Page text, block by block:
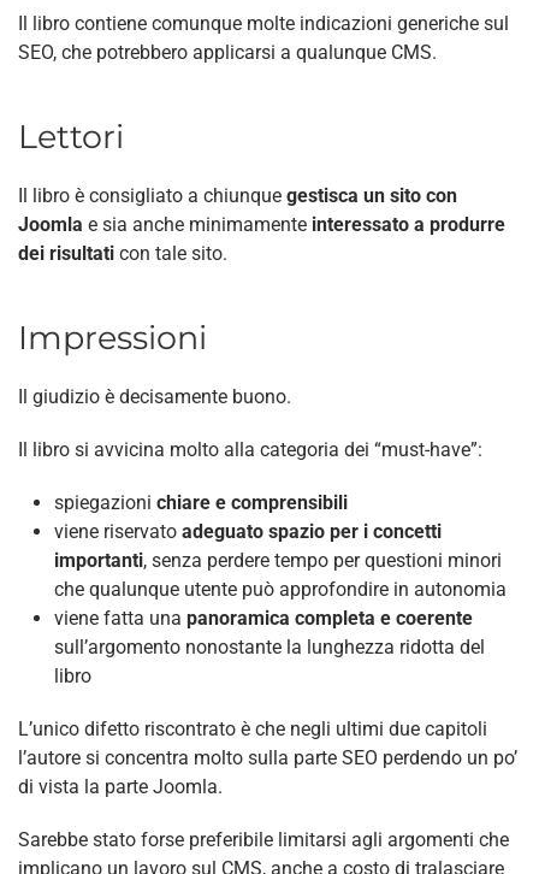
Il libro contiene comunque molte indicazioni generiche sul
SEO, che potrebbero applicarsi a qualunque CMS.
Lettori
Il libro è consigliato a chiunque gestisca un sito con
Joomla e sia anche minimamente interessato a produrre
dei risultati con tale sito.
Impressioni
Il giudizio è decisamente buono.
Il libro si avvicina molto alla categoria dei “must-have”:
spiegazioni chiare e comprensibili
viene riservato adeguato spazio per i concetti
importanti, senza perdere tempo per questioni minori
che qualunque utente può approfondire in autonomia
viene fatta una panoramica completa e coerente
sull’argomento nonostante la lunghezza ridotta del
libro
L’unico difetto riscontrato è che negli ultimi due capitoli
l’autore si concentra molto sulla parte SEO perdendo un po’
di vista la parte Joomla.
Sarebbe stato forse preferibile limitarsi agli argomenti che
implicano un lavoro sul CMS, anche a costo di tralasciare